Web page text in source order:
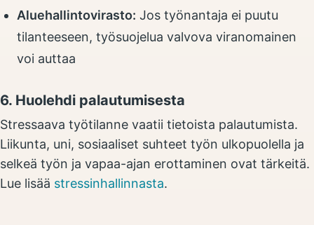
Aluehallintovirasto: Jos työnantaja ei puutu
tilanteeseen, työsuojelua valvova viranomainen
voi auttaa
6. Huolehdi palautumisesta
Stressaava työtilanne vaatii tietoista palautumista.
Liikunta, uni, sosiaaliset suhteet työn ulkopuolella ja
selkeä työn ja vapaa-ajan erottaminen ovat tärkeitä.
Lue lisää stressinhallinnasta.